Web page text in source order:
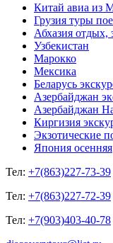
Китай авиа из
Грузия туры
Абхазия отдых,
Узбекистан
Марокко
Мексика
Беларусь
Азербайджан
Азербайджан
Киргизия
Экзотические
Япония осенняя
Тел: +7(863)227-73-39
Тел: +7(863)227-72-39
Тел: +7(903)403-40-78